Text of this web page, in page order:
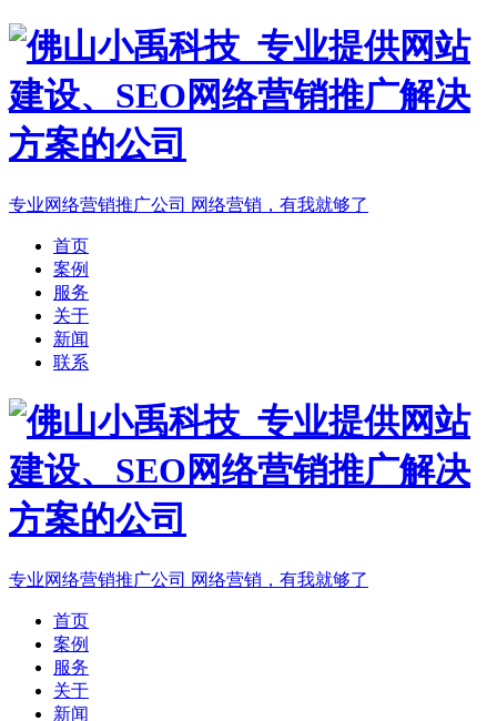
专业网络营销推广公司 网络营销，有我就够了
首页
案例
服务
关于
新闻
联系
专业网络营销推广公司 网络营销，有我就够了
首页
案例
服务
关于
新闻